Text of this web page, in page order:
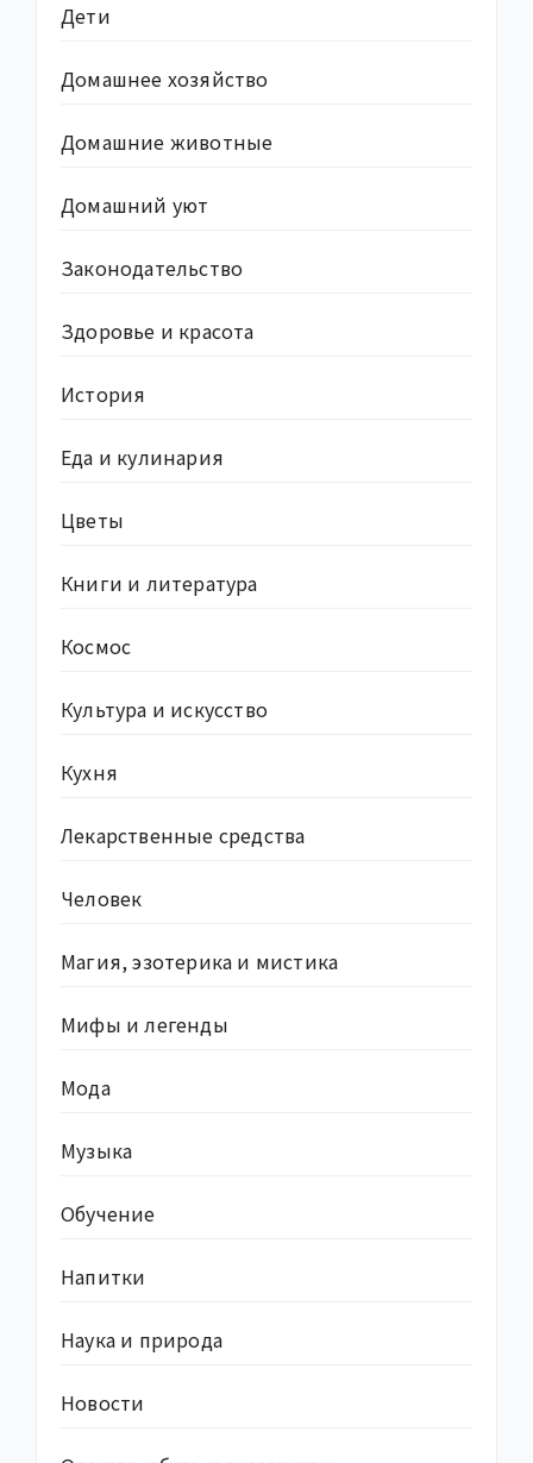
Дети
Домашнее хозяйство
Домашние животные
Домашний уют
Законодательство
Здоровье и красота
История
Еда и кулинария
Цветы
Книги и литература
Космос
Культура и искусство
Кухня
Лекарственные средства
Человек
Магия, эзотерика и мистика
Мифы и легенды
Мода
Музыка
Обучение
Напитки
Наука и природа
Новости